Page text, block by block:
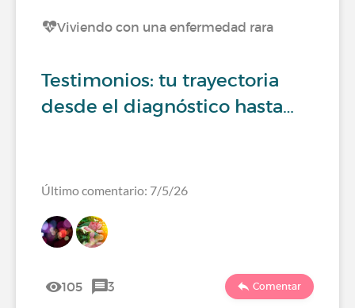
Viviendo con una enfermedad rara
Testimonios: tu trayectoria
desde el diagnóstico hasta…
Último comentario: 7/5/26
105 3 Comentar